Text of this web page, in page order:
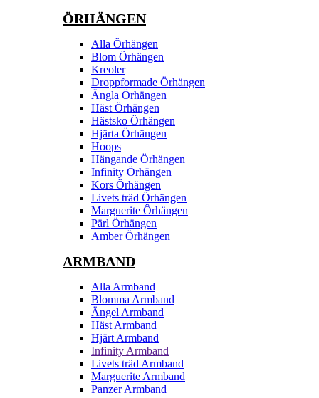
ÖRHÄNGEN
Alla Örhängen
Blom Örhängen
Kreoler
Droppformade Örhängen
Ängla Örhängen
Häst Örhängen
Hästsko Örhängen
Hjärta Örhängen
Hoops
Hängande Örhängen
Infinity Örhängen
Kors Örhängen
Livets träd Örhängen
Marguerite Ôrhängen
Pärl Örhängen
Amber Örhängen
ARMBAND
Alla Armband
Blomma Armband
Ängel Armband
Häst Armband
Hjärt Armband
Infinity Armband
Livets träd Armband
Marguerite Armband
Panzer Armband